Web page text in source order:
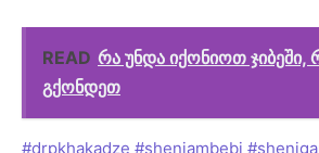
READ რა უნდა იქონიოთ
გქონდეთ
#drpkhakadze #sheniambebi